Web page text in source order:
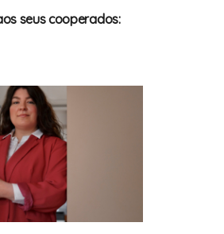
seus cooperados: